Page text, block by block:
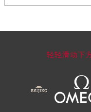
轻轻滑动下